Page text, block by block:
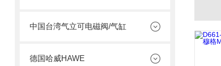
中国台湾气立可电磁阀/气缸
德国哈威HAWE